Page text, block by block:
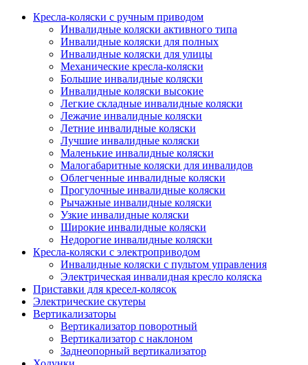
Кресла-коляски с ручным приводом
Инвалидные коляски активного типа
Инвалидные коляски для полных
Инвалидные коляски для улицы
Механические кресла-коляски
Большие инвалидные коляски
Инвалидные коляски высокие
Легкие складные инвалидные коляски
Лежачие инвалидные коляски
Летние инвалидные коляски
Лучшие инвалидные коляски
Маленькие инвалидные коляски
Малогабаритные коляски для инвалидов
Облегченные инвалидные коляски
Прогулочные инвалидные коляски
Рычажные инвалидные коляски
Узкие инвалидные коляски
Широкие инвалидные коляски
Недорогие инвалидные коляски
Кресла-коляски с электроприводом
Инвалидные коляски с пультом управления
Электрическая инвалидная кресло коляска
Приставки для кресел-колясок
Электрические скутеры
Вертикализаторы
Вертикализатор поворотный
Вертикализатор с наклоном
Заднеопорный вертикализатор